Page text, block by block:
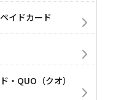
イドカード
・QUO（クオ）